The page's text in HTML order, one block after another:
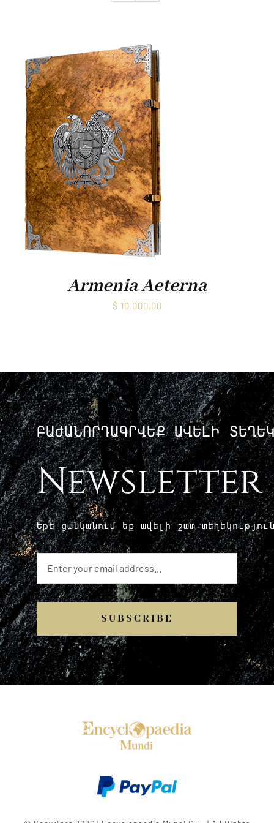
մամուլ
Կապ
Armenia Aeterna
$ 10.000,00
ԲԱԺԱՆՈՐԴԱԳՐՎԵՔ ԱՎԵԼԻ
Newsletter
Եթե ​​ցանկանում եք ավելի շատ
SUBSCRIBE